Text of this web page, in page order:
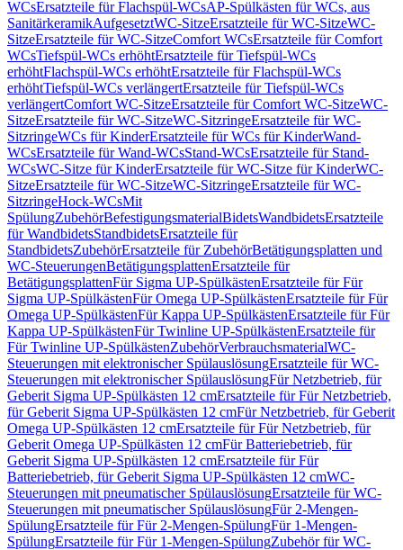
WCsErsatzteile für Flachspül-WCsAP-Spülkästen für WCs, aus
SanitärkeramikAufgesetztWC-SitzeErsatzteile für WC-SitzeWC-
SitzeErsatzteile für WC-SitzeComfort WCsErsatzteile für Comfort
WCsTiefspül-WCs erhöhtErsatzteile für Tiefspül-WCs
erhöhtFlachspül-WCs erhöhtErsatzteile für Flachspül-WCs
erhöhtTiefspül-WCs verlängertErsatzteile für Tiefspül-WCs
verlängertComfort WC-SitzeErsatzteile für Comfort WC-SitzeWC-
SitzeErsatzteile für WC-SitzeWC-SitzringeErsatzteile für WC-
SitzringeWCs für KinderErsatzteile für WCs für KinderWand-
WCsErsatzteile für Wand-WCsStand-WCsErsatzteile für Stand-
WCsWC-Sitze für KinderErsatzteile für WC-Sitze für KinderWC-
SitzeErsatzteile für WC-SitzeWC-SitzringeErsatzteile für WC-
SitzringeHock-WCsMit
SpülungZubehörBefestigungsmaterialBidetsWandbidetsErsatzteile
für WandbidetsStandbidetsErsatzteile für
StandbidetsZubehörErsatzteile für ZubehörBetätigungsplatten und
WC-SteuerungenBetätigungsplattenErsatzteile für
BetätigungsplattenFür Sigma UP-SpülkästenErsatzteile für Für
Sigma UP-SpülkästenFür Omega UP-SpülkästenErsatzteile für Für
Omega UP-SpülkästenFür Kappa UP-SpülkästenErsatzteile für Für
Kappa UP-SpülkästenFür Twinline UP-SpülkästenErsatzteile für
Für Twinline UP-SpülkästenZubehörVerbrauchsmaterialWC-
Steuerungen mit elektronischer SpülauslösungErsatzteile für WC-
Steuerungen mit elektronischer SpülauslösungFür Netzbetrieb, für
Geberit Sigma UP-Spülkästen 12 cmErsatzteile für Für Netzbetrieb,
für Geberit Sigma UP-Spülkästen 12 cmFür Netzbetrieb, für Geberit
Omega UP-Spülkästen 12 cmErsatzteile für Für Netzbetrieb, für
Geberit Omega UP-Spülkästen 12 cmFür Batteriebetrieb, für
Geberit Sigma UP-Spülkästen 12 cmErsatzteile für Für
Batteriebetrieb, für Geberit Sigma UP-Spülkästen 12 cmWC-
Steuerungen mit pneumatischer SpülauslösungErsatzteile für WC-
Steuerungen mit pneumatischer SpülauslösungFür 2-Mengen-
SpülungErsatzteile für Für 2-Mengen-SpülungFür 1-Mengen-
SpülungErsatzteile für Für 1-Mengen-SpülungZubehör für WC-